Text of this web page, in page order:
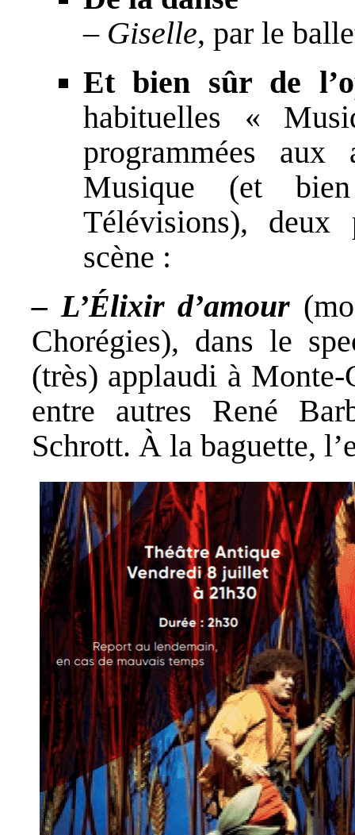
– Giselle, par le
Et bien sûr de
habituelles «
programmées
Musique (et
Télévisions), deux
scène :
– L’Élixir d’amour
Chorégies), dans le
(très) applaudi à Monte-
entre autres René
Schrott. À la baguette,